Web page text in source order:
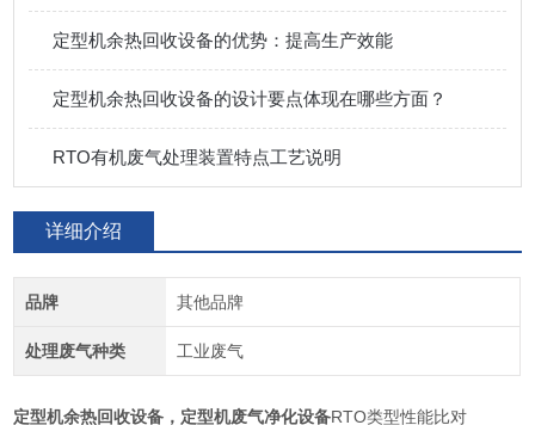
定型机余热回收设备的优势：提高生产效能
定型机余热回收设备的设计要点体现在哪些方面？
RTO有机废气处理装置特点工艺说明
详细介绍
品牌 其他品牌
处理废气种类 工业废气
定型机余热回收设备， 定型机废气净化设备RTO类型性能比对